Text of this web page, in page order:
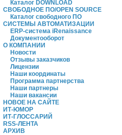
Каталог DOWNLOAD
СВОБОДНОЕ ПО/OPEN SOURCE
Каталог свободного ПО
СИСТЕМЫ АВТОМАТИЗАЦИИ
ERP-система iRenaissance
Документооборот
О КОМПАНИИ
Новости
Отзывы заказчиков
Лицензии
Наши координаты
Программа партнерства
Наши партнеры
Наши вакансии
НОВОЕ НА САЙТЕ
ИТ-ЮМОР
ИТ-ГЛОССАРИЙ
RSS-ЛЕНТА
АРХИВ